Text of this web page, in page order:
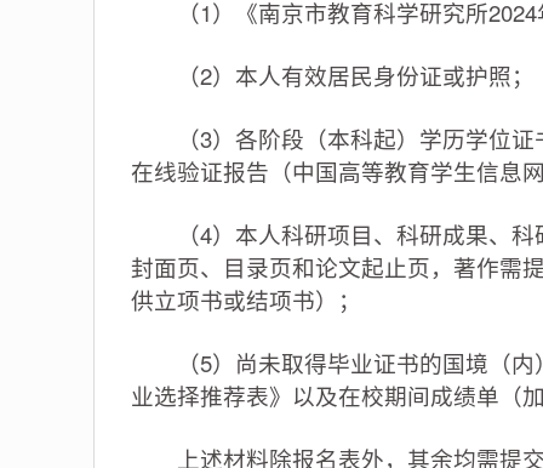
（1）《南京市教育科学研究所2024
（2）本人有效居民身份证或护照；
（3）各阶段（本科起）学历学位证
在线验证报告（中国高等教育学生信息
（4）本人科研项目、科研成果、科
封面页、目录页和论文起止页，著作需
供立项书或结项书）；
（5）尚未取得毕业证书的国境（内
业选择推荐表》以及在校期间成绩单（
上述材料除报名表外，其余均需提